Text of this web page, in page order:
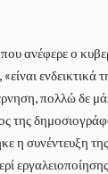
ανέφερε ο
ενδεικτικά
πολλώ δε
της
η συνέντευξη